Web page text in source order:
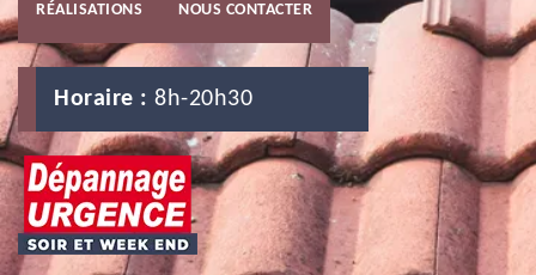
RÉALISATIONS NOUS CONTACTER
Horaire : 8h-20h30